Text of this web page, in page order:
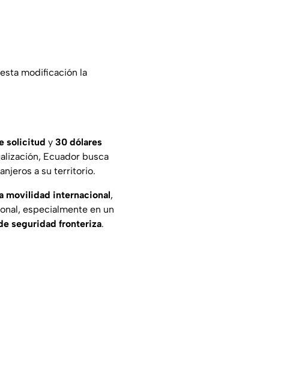
modificación la
solicitud y 30 dólares
Ecuador busca
a su territorio.
movilidad internacional,
especialmente en un
seguridad fronteriza.